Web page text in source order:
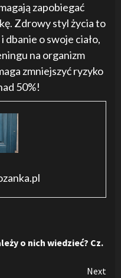
zapobiegać
Zdrowy styl życia to
o swoje ciało,
na organizm
zmniejszyć ryzyko
50%!
o nich wiedzieć? Cz.
Next